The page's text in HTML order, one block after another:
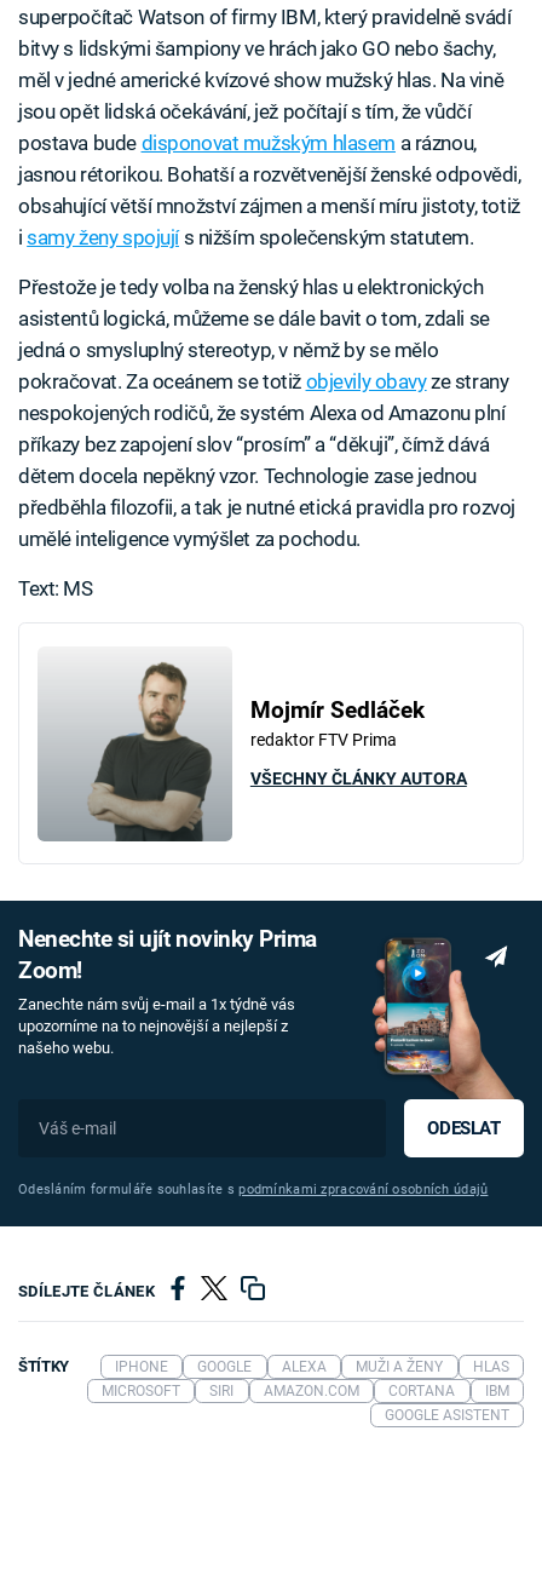
superpočítač Watson of firmy IBM, který pravidelně svádí
bitvy s lidskými šampiony ve hrách jako GO nebo šachy,
měl v jedné americké kvízové show mužský hlas. Na vině
jsou opět lidská očekávání, jež počítají s tím, že vůdčí
postava bude disponovat mužským hlasem a ráznou,
jasnou rétorikou. Bohatší a rozvětvenější ženské odpovědi,
obsahující větší množství zájmen a menší míru jistoty, totiž
isamy ženy spojujís nižším společenským statutem.
Přestože je tedy volba na ženský hlas u elektronických
asistentů logická, můžeme se dále bavit o tom, zdali se
jedná o smysluplný stereotyp, v němž by se mělo
pokračovat. Za oceánem se totiž objevily obavyze strany
nespokojených rodičů, že systém Alexa od Amazonu plní
příkazy bez zapojení slov “prosím” a “děkuji”, čímž dává
dětem docela nepěkný vzor. Technologie zase jednou
předběhla filozofii, a tak je nutné etická pravidla pro rozvoj
umělé inteligence vymýšlet za pochodu.
Text: MS
Mojmír Sedláček
redaktor FTV Prima
VŠECHNY ČLÁNKY AUTORA
Nenechte si ujít novinky Prima
Zoom!
Zanechte nám svůj e-mail a 1x týdně vás
upozorníme na to nejnovější a nejlepší z
našeho webu.
ODESLAT
Odesláním formuláře souhlasíte spodmínkami zpracování osobních údajů
SDÍLEJTE ČLÁNEK
ŠTÍTKY IPHONE GOOGLE ALEXA MUŽI A ŽENY
HLAS
MICROSOFT
SIRI AMAZON.COM CORTANA
IBM
GOOGLE ASISTENT